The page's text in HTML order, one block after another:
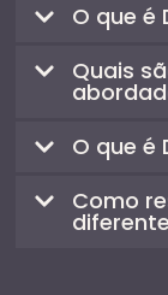
O que é
Quais
O que é
Como